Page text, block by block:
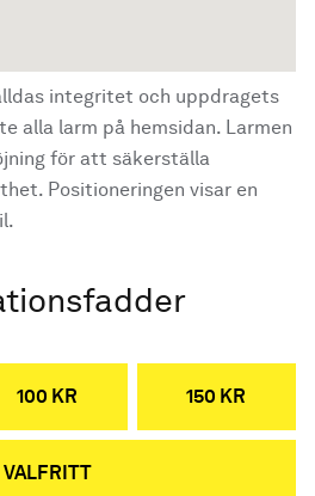
integritet och uppdragets
alla larm på hemsidan. Larmen
för att säkerställa
Positioneringen visar en
100 KR 150 KR
VALFRITT